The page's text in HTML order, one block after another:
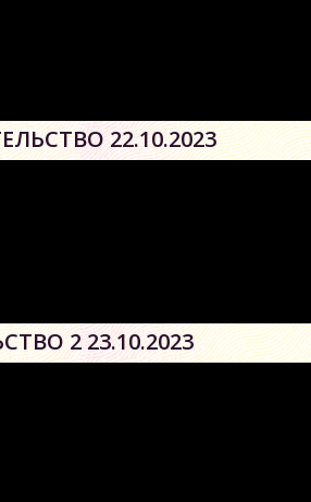
22.10.2023
2 23.10.2023